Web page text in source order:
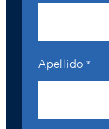
Apellido *